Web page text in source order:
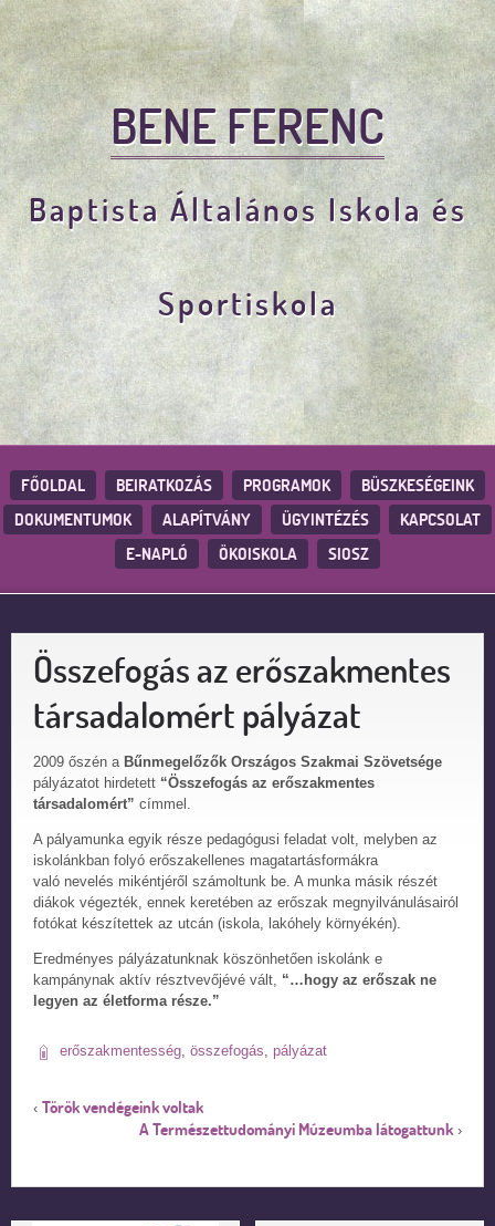
BENE FERENC
Baptista Általános Iskola és
Sportiskola
FŐOLDAL BEIRATKOZÁS PROGRAMOK
BÜSZKESÉGEINK
DOKUMENTUMOK
ALAPÍTVÁNY ÜGYINTÉZÉS
KAPCSOLAT
E-NAPLÓ
ÖKOISKOLA SIOSZ
Összefogás az erőszakmentes
társadalomért pályázat
2009 őszén a Bűnmegelőzők Országos Szakmai Szövetsége
pályázatot hirdetett “Összefogás az erőszakmentes
társadalomért” címmel.
A pályamunka egyik része pedagógusi feladat volt, melyben az
iskolánkban folyó erőszakellenes magatartásformákra
való nevelés mikéntjéről számoltunk be. A munka másik részét
diákok végezték, ennek keretében az erőszak megnyilvánulásairól
fotókat készítettek az utcán (iskola, lakóhely környékén).
Eredményes pályázatunknak köszönhetően iskolánk e
kampánynak aktív résztvevőjévé vált, “…hogy az erőszak ne
legyen az életforma része.”
erőszakmentesség, összefogás, pályázat
‹ Török vendégeink voltak
A Természettudományi Múzeumba látogattunk ›